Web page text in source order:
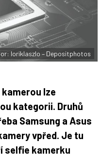
F
c
b
o
k
loriklaszlo – Depositphotos
lze
kategorii. Druhů
Samsung a Asus
vpřed. Je tu
selfie kamerku